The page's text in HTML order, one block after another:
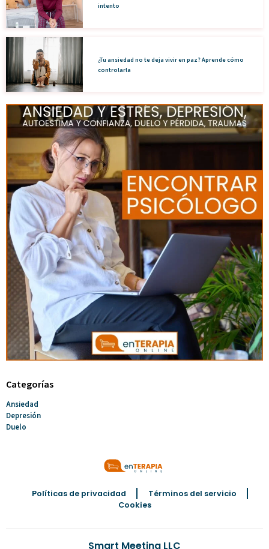
intento
¿Tu ansiedad no te deja vivir en paz? Aprende cómo
controlarla
Categorías
Ansiedad
Depresión
Duelo
Políticas de privacidad
Términos del servicio
Cookies
Smart Meeting LLC